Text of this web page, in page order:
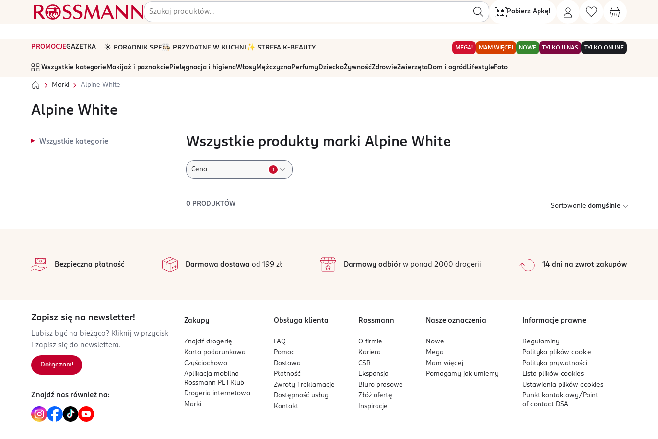
Pobierz Apkę!
PROMOCJEGAZETKA ☀️ PORADNIK SPF🧑🏻‍🍳 PRZYDATNE W KUCHNI ✨ STREFA K-BEAUTY MEGA! MAM WIĘCEJ NOWE TYLKO U NAS TYLKO ONLINE
Wszystkie kategorie Makijaż i paznokcie Pielęgnacja i higienaWłosyMężczyznaPerfumyDzieckoŻywnośćZdrowieZwierzętaDom i ogród Lifestyle Foto
Marki Alpine White
Alpine White
Wszystkie kategorie Wszystkie produkty marki Alpine White
Cena 1
0 PRODUKTÓW Sortowanie domyślnie
Bezpieczna płatność Darmowa dostawa od 199 zł Darmowy odbiórw ponad 2000 drogerii 14 dni na zwrot zakupów
Zapisz się na newsletter!
Lubisz być na bieżąco? Kliknij w przycisk
i zapisz się do newslettera.
Dołączam!
Znajdź nas również na:
Zakupy
Znajdź drogerię
Karta podarunkowa
Czyściochowo
Aplikacja mobilna
Rossmann PL i Klub
Drogeria internetowa
Marki
Obsługa klienta
FAQ
Pomoc
Dostawa
Płatność
Zwroty i reklamacje
Dostępność usług
Kontakt
Rossmann
O firmie
Kariera
CSR
Ekspansja
Biuro prasowe
Złóż ofertę
Inspiracje
Nasze oznaczenia
Nowe
Mega
Mam więcej
Pomagamy jak umiemy
Informacje prawne
Regulaminy
Polityka plikówcookie
Polityka prywatności
Lista plikówcookies
Ustawienia plikówcookies
Punkt kontaktowy/ Point
of contact DSA